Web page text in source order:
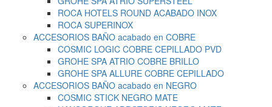
ROCA HOTELS ROUND ACABADO INOX
ROCA SUPERINOX
ACCESORIOS BAÑO acabado en COBRE
COSMIC LOGIC COBRE CEPILLADO PVD
GROHE SPA ATRIO COBRE BRILLO
GROHE SPA ALLURE COBRE CEPILLADO
ACCESORIOS BAÑO acabado en NEGRO
COSMIC STICK NEGRO MATE